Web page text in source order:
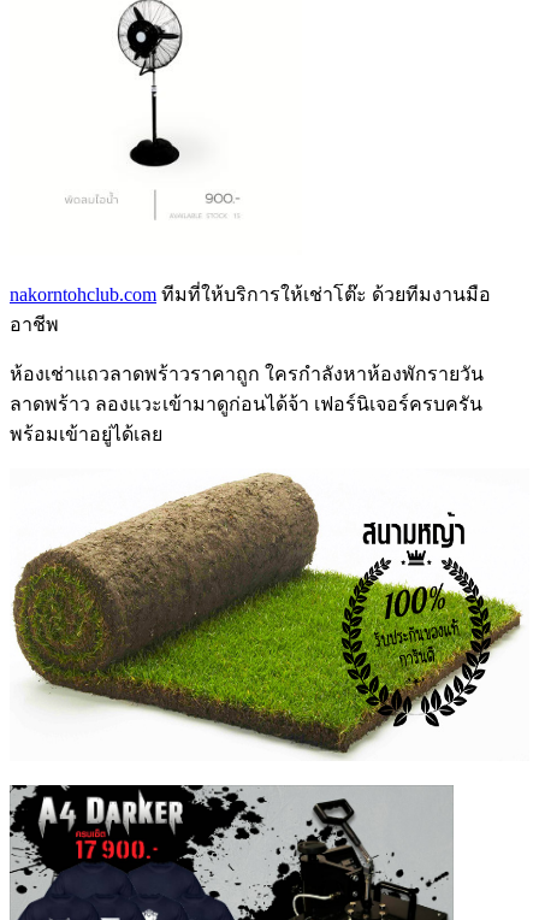
nakorntohclub.com ทีมที่ให้บริการให้เช่าโต๊ะ ด้วยทีมงานมือ
อาชีพ
ห้องเช่าแถวลาดพร้าวราคาถูก ใครกำลังหาห้องพักรายวัน
ลาดพร้าว ลองแวะเข้ามาดูก่อนได้จ้า เฟอร์นิเจอร์ครบครัน
พร้อมเข้าอยู่ได้เลย